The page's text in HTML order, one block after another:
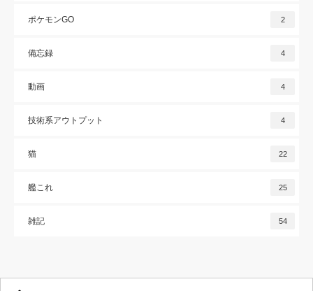
ポケモンGO 2
備忘録 4
動画 4
技術系アウトプット 4
猫 22
艦これ 25
雑記 54